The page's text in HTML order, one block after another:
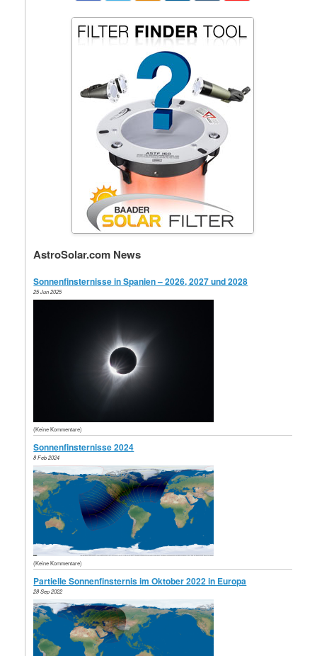
AstroSolar.com News
Sonnenfinsternisse in Spanien – 2026, 2027 und 2028
25 Jun 2025
(Keine Kommentare)
Sonnenfinsternisse 2024
8 Feb 2024
(Keine Kommentare)
Partielle Sonnenfinsternis im Oktober 2022 in Europa
28 Sep 2022